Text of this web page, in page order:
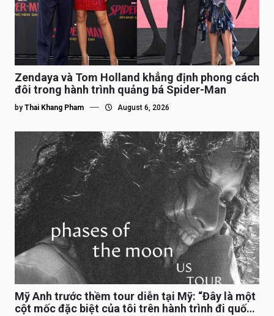
Zendaya và Tom Holland khẳng định phong cách
đôi trong hành trình quảng bá Spider-Man
by Thai Khang Pham August 6, 2026
Mỹ Anh trước thềm tour diễn tại Mỹ: “Đây là một
cột mốc đặc biệt của tôi trên hành trình đi quốc